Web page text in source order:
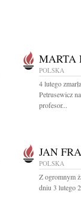
MARTA
POLSKA
4 lutego
Petrusewicz
profesor...
JAN
POLSKA
Z ogromnym
dniu 3 lutego